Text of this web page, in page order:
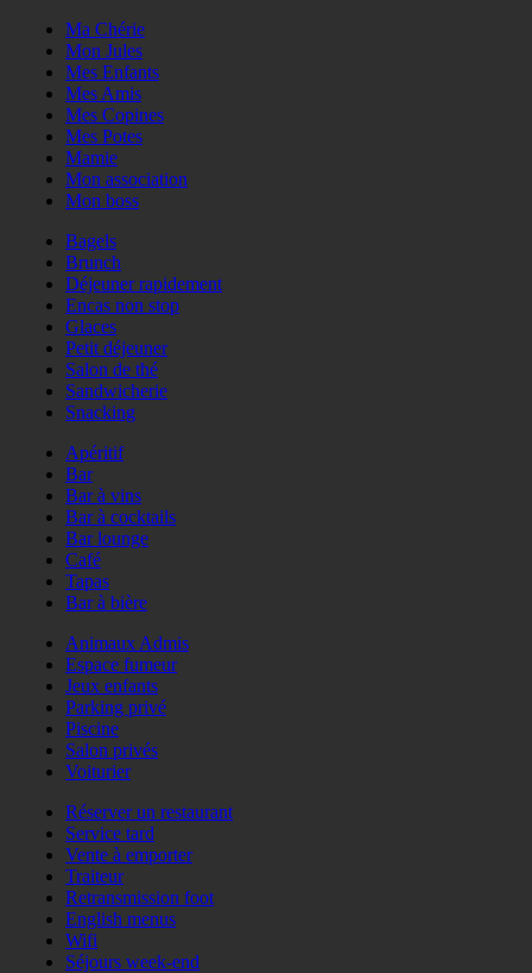
Ma Chérie
Mon Jules
Mes Enfants
Mes Amis
Mes Copines
Mes Potes
Mamie
Mon association
Mon boss
Bagels
Brunch
Déjeuner rapidement
Encas non stop
Glaces
Petit déjeuner
Salon de thé
Sandwicherie
Snacking
Apéritif
Bar
Bar à vins
Bar à cocktails
Bar lounge
Café
Tapas
Bar à bière
Animaux Admis
Espace fumeur
Jeux enfants
Parking privé
Piscine
Salon privés
Voiturier
Réserver un restaurant
Service tard
Vente à emporter
Traiteur
Retransmission foot
English menus
Wifi
Séjours week-end